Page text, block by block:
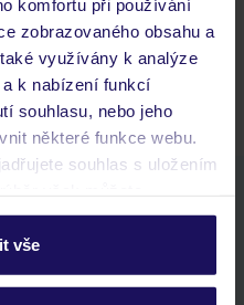
komfortu při používání
zobrazovaného obsahu a
využívány k analýze
k nabízení funkcí
souhlasu, nebo jeho
některé funkce webu.
souhlas s uložením
cookie naleznete v
vše
další
nabídek
a možnost jejich sdílení
zobrazené nabídky